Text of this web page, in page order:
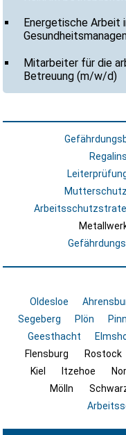
Energetische Arbeit
Mitarbeiter für die
Betreuung (m/w/d)
Mutterschutz
Oldesloe
Segeberg
Plön
Geesthacht
Flensburg
Rostock
Kiel
Itzehoe
Mölln